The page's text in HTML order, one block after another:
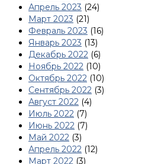
Апрель 2023 (24)
Март 2023 (21)
Февраль 2023 (16)
Январь 2023 (13)
Декабрь 2022 (6)
Ноябрь 2022 (10)
Октябрь 2022 (10)
Сентябрь 2022 (3)
Август 2022 (4)
Июль 2022 (7)
Июнь 2022 (7)
Май 2022 (3)
Апрель 2022 (12)
Март 2022 (3)